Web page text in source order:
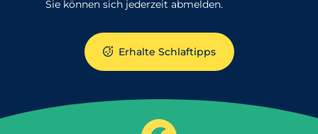
Sie können sich jederzeit abmelden.
Erhalte Schlaftipps